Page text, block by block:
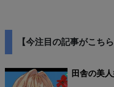
【今注目の記事がこちら
田舎の美